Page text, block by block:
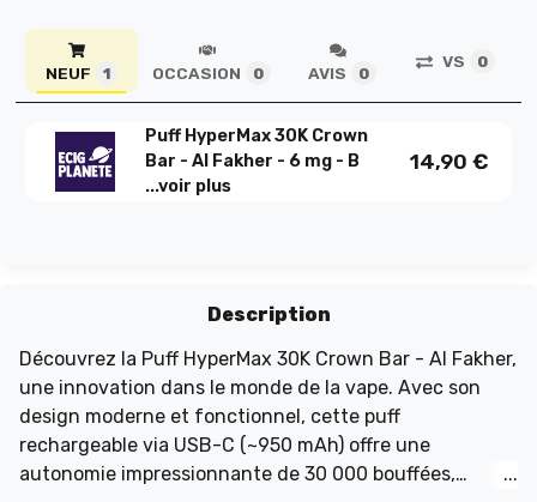
NEUF 1 OCCASION 0 AVIS 0
VS 0
Puff HyperMax 30K Crown
Bar - Al Fakher - 6 mg - B
...voir plus
14,90 €
Description
Découvrez la Puff HyperMax 30K Crown Bar - Al Fakher,
une innovation dans le monde de la vape. Avec son
design moderne et fonctionnel, cette puff
rechargeable via USB-C (~950 mAh) offre une
autonomie impressionnante de 30 000 bouffées,